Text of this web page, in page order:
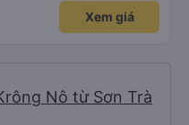
Xem giá
Nô từ Sơn Trà